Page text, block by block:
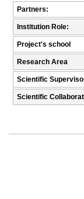
Partners:
Institution Role:
Project's school
Research Area
Scientific
Scientific